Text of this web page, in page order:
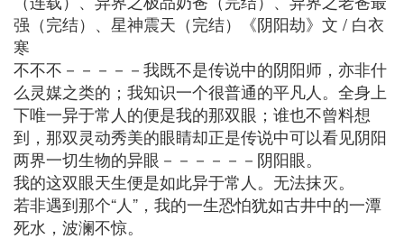
强（完结）、星神震天（完结）《阴阳劫》文 / 白衣
寒
不不不－－－－－我既不是传说中的阴阳师，亦非什
么灵媒之类的；我知识一个很普通的平凡人。全身上
下唯一异于常人的便是我的那双眼；谁也不曾料想
到，那双灵动秀美的眼睛却正是传说中可以看见阴阳
两界一切生物的异眼－－－－－－阴阳眼。
我的这双眼天生便是如此异于常人。无法抹灭。
若非遇到那个“人”，我的一生恐怕犹如古井中的一潭
死水，波澜不惊。